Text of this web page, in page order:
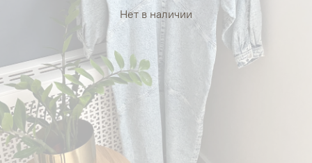
Нет в наличии